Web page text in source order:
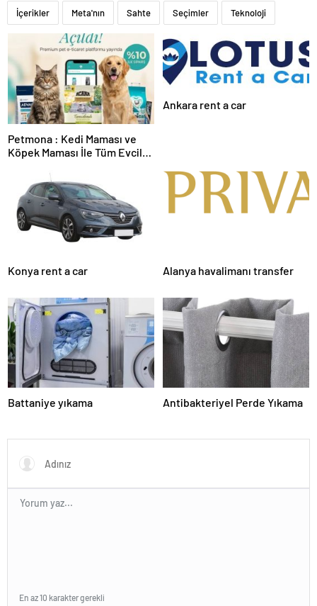
İçerikler Meta'nın Sahte Seçimler Teknoloji
Petmona : Kedi Maması ve
Köpek Maması İle Tüm Evcil
Ankara rent a car
Konya rent a car Alanya havalimanı transfer
Battaniye yıkama Antibakteriyel Perde Yıkama
En az 10 karakter gerekli